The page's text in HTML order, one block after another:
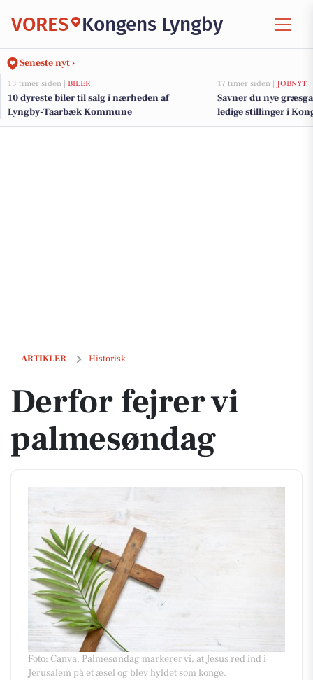
VORES Kongens Lyngby
Seneste nyt ›
13 timer siden | BILER
10 dyreste biler til salg i nærheden af
Lyngby-Taarbæk Kommune
17 timer siden | JOBNYT
Savner du nye
ledige stillinger i
ARTIKLER Historisk
Derfor fejrer vi palmesøndag
Derfor fejrer vi
palmesøndag
Foto: Canva. Palmesøndag markerer vi, at Jesus red ind i
Jerusalem på et æsel og blev hyldet som konge.